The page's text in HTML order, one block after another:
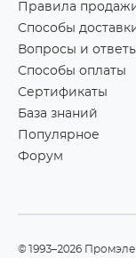
Правила
Способы
Вопросы и
Способы оплаты
Сертификаты
База знаний
Популярное
Форум
©1993–2026